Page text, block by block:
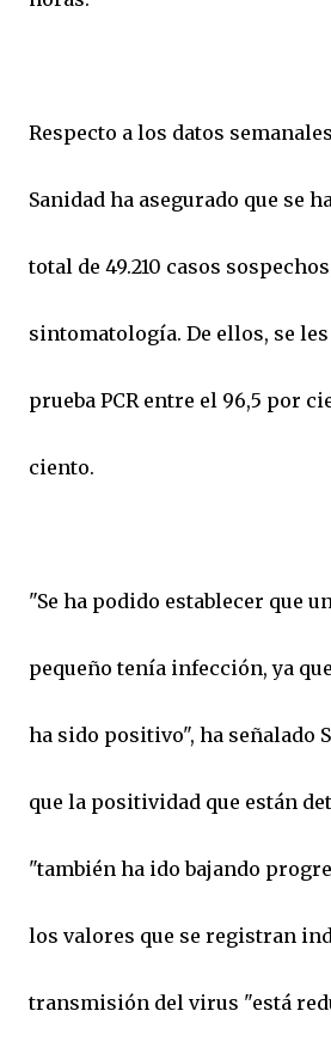
Respecto a los datos
Sanidad ha asegurado que se
total de 49.210 casos
sintomatología. De ellos, se
prueba PCR entre el 96,5 por
ciento.
"Se ha podido establecer que
pequeño tenía infección, ya
ha sido positivo", ha señalado
que la positividad que están
"también ha ido bajando
los valores que se registran
transmisión del virus "está